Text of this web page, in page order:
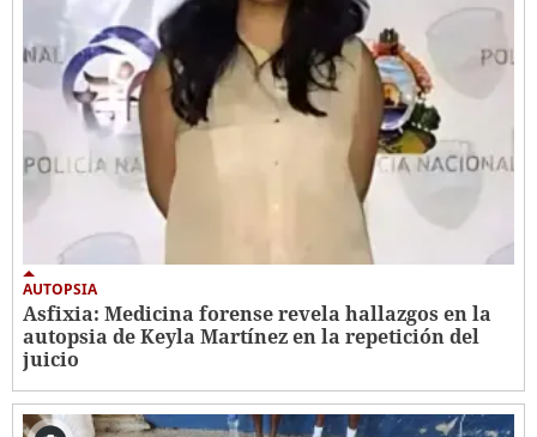
AUTOPSIA
Asfixia: Medicina forense revela hallazgos en la
autopsia de Keyla Martínez en la repetición del
juicio